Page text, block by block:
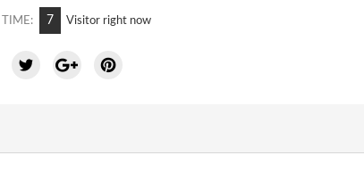
TIME: 7 Visitor right now